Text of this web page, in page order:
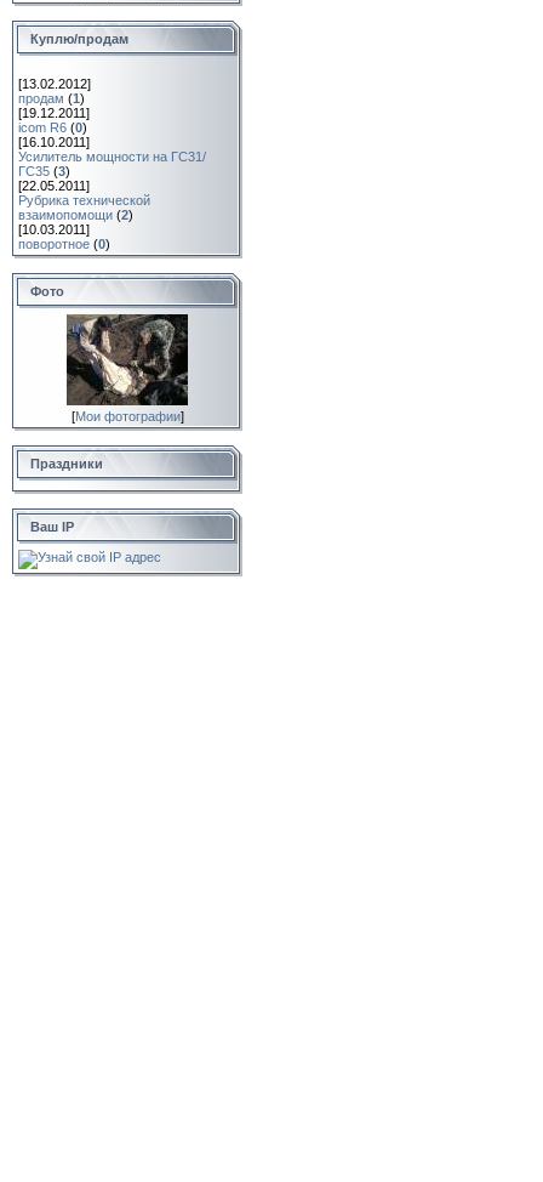
Куплю/продам
[13.02.2012]
продам (1)
[19.12.2011]
icom R6 (0)
[16.10.2011]
Усилитель мощности на ГС31/
ГС35 (3)
[22.05.2011]
Рубрика технической
взаимопомощи (2)
[10.03.2011]
поворотное (0)
Фото
[Мои фотографии]
Праздники
Ваш IP